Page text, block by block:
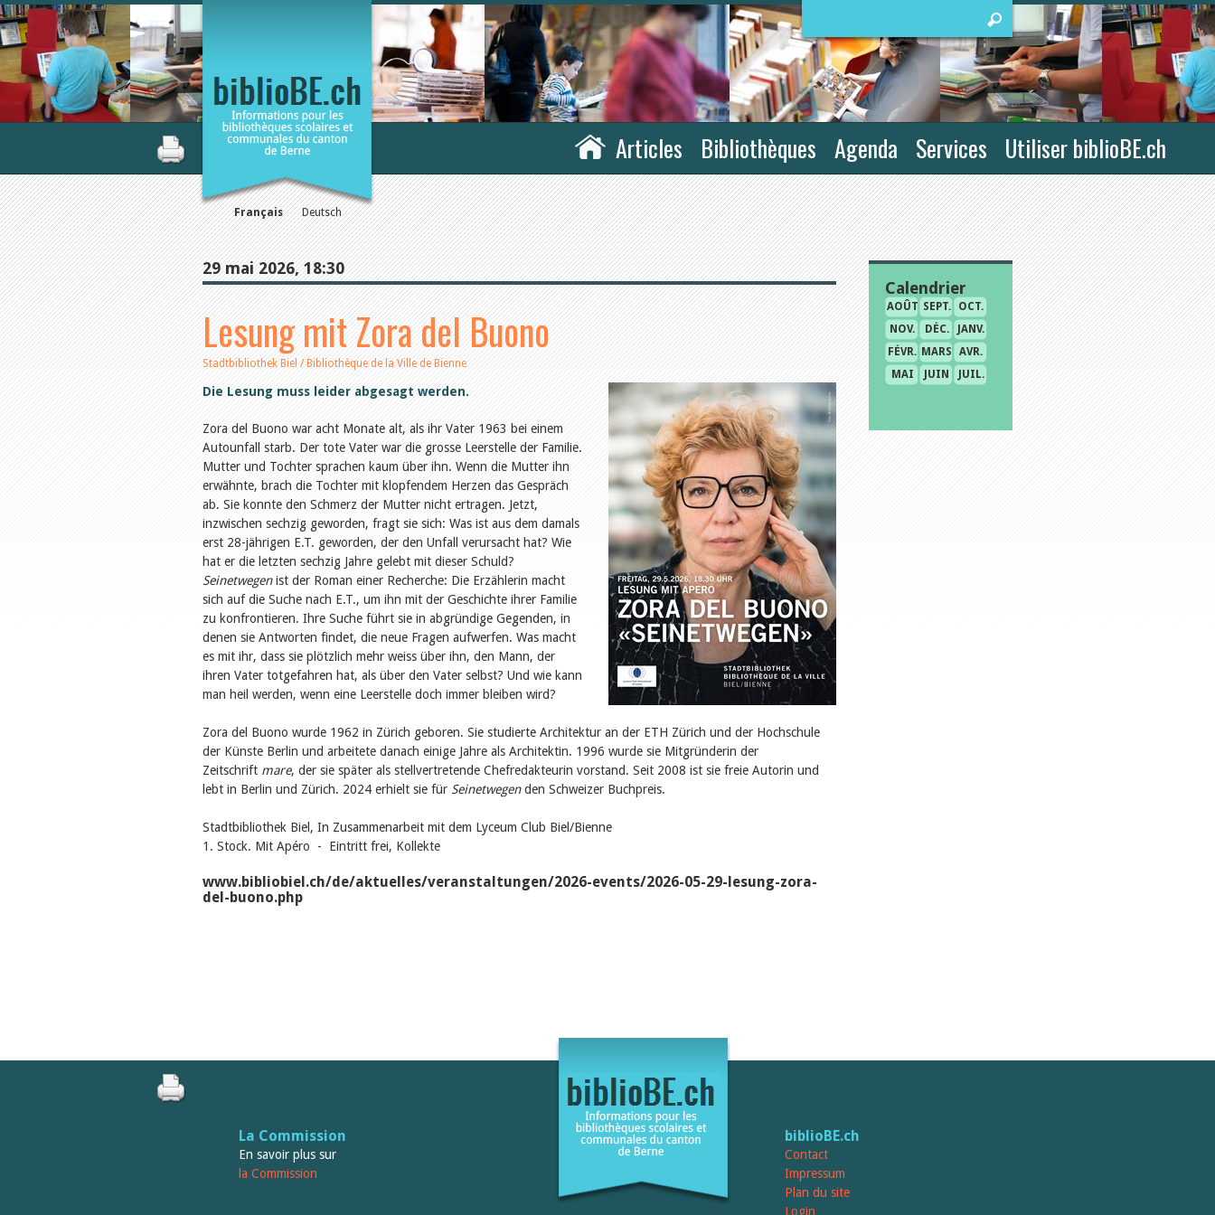
Français Deutsch
Articles Bibliothèques Agenda Services Utiliser biblioBE.ch
29 mai 2026, 18:30
Lesung mit Zora del Buono
Stadtbibliothek Biel / Bibliothèque de la Ville de Bienne
Die Lesung muss leider abgesagt werden.
Zora del Buono war acht Monate alt, als ihr Vater 1963 bei einem
Autounfall starb. Der tote Vater war die grosse Leerstelle der Familie.
Mutter und Tochter sprachen kaum über ihn. Wenn die Mutter ihn
erwähnte, brach die Tochter mit klopfendem Herzen das Gespräch
ab. Sie konnte den Schmerz der Mutter nicht ertragen. Jetzt,
inzwischen sechzig geworden, fragt sie sich: Was ist aus dem damals
erst 28-jährigen E.T. geworden, der den Unfall verursacht hat? Wie
hat er die letzten sechzig Jahre gelebt mit dieser Schuld?
Seinetwegenist der Roman einer Recherche: Die Erzählerin macht
sich auf die Suche nach E.T., um ihn mit der Geschichte ihrer Familie
zu konfrontieren. Ihre Suche führt sie in abgründige Gegenden, in
denen sie Antworten findet, die neue Fragen aufwerfen. Was macht
es mit ihr, dass sie plötzlich mehr weiss über ihn, den Mann, der
ihren Vater totgefahren hat, als über den Vater selbst? Und wie kann
man heil werden, wenn eine Leerstelle doch immer bleiben wird?
Zora del Buono wurde 1962 in Zürich geboren. Sie studierte Architektur an der ETH Zürich und der Hochschule
der Künste Berlin und arbeitete danach einige Jahre als Architektin. 1996 wurde sie Mitgründerin der
Zeitschrift mare, der sie später als stellvertretende Chefredakteurin vorstand. Seit 2008 ist sie freie Autorin und
lebt in Berlin und Zürich. 2024 erhielt sie für Seinetwegenden Schweizer Buchpreis.
Stadtbibliothek Biel, In Zusammenarbeit mit dem Lyceum Club Biel/Bienne
1. Stock. Mit Apéro - Eintritt frei, Kollekte
www.bibliobiel.ch/de/aktuelles/veranstaltungen/2026-events/2026-05-29-lesung-zora-
del-buono.php
Calendrier
AOÛT SEPT.
OCT.
NOV.
DÉC.
JANV.
FÉVR. MARS
AVR.
MAI
JUIN JUIL.
La Commission
En savoir plus sur
la Commission
biblioBE.ch
Contact
Impressum
Plan du site
Login